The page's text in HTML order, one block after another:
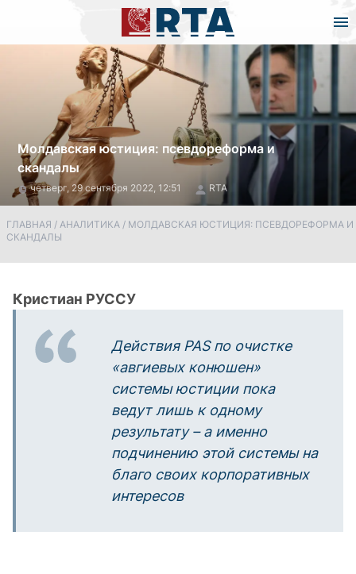
Молдавская юстиция: псевдореформа и
скандалы
четверг, 29 сентября 2022, 12:51 RTA
ГЛАВНАЯ / АНАЛИТИКА / МОЛДАВСКАЯ ЮСТИЦИЯ: ПСЕВДОРЕФОРМА И
СКАНДАЛЫ
Кристиан РУССУ
Действия PASпо очистке
«авгиевых конюшен»
системы юстиции пока
ведут лишь к одному
результату – а именно
подчинению этой системы на
благо своих корпоративных
интересов